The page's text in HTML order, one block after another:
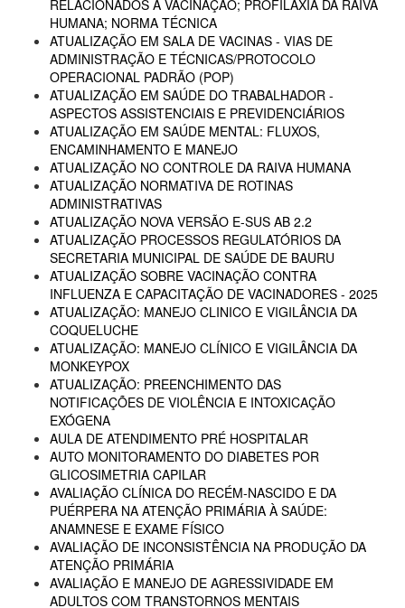
RELACIONADOS À VACINAÇÃO; PROFILAXIA DA RAIVA
HUMANA; NORMA TÉCNICA
ATUALIZAÇÃO EM SALA DE VACINAS - VIAS DE
ADMINISTRAÇÃO E TÉCNICAS/PROTOCOLO
OPERACIONAL PADRÃO (POP)
ATUALIZAÇÃO EM SAÚDE DO TRABALHADOR -
ASPECTOS ASSISTENCIAIS E PREVIDENCIÁRIOS
ATUALIZAÇÃO EM SAÚDE MENTAL: FLUXOS,
ENCAMINHAMENTO E MANEJO
ATUALIZAÇÃO NO CONTROLE DA RAIVA HUMANA
ATUALIZAÇÃO NORMATIVA DE ROTINAS
ADMINISTRATIVAS
ATUALIZAÇÃO NOVA VERSÃO E-SUS AB 2.2
ATUALIZAÇÃO PROCESSOS REGULATÓRIOS DA
SECRETARIA MUNICIPAL DE SAÚDE DE BAURU
ATUALIZAÇÃO SOBRE VACINAÇÃO CONTRA
INFLUENZA E CAPACITAÇÃO DE VACINADORES - 2025
ATUALIZAÇÃO: MANEJO CLINICO E VIGILÂNCIA DA
COQUELUCHE
ATUALIZAÇÃO: MANEJO CLÍNICO E VIGILÂNCIA DA
MONKEYPOX
ATUALIZAÇÃO: PREENCHIMENTO DAS
NOTIFICAÇÕES DE VIOLÊNCIA E INTOXICAÇÃO
EXÓGENA
AULA DE ATENDIMENTO PRÉ HOSPITALAR
AUTO MONITORAMENTO DO DIABETES POR
GLICOSIMETRIA CAPILAR
AVALIAÇÃO CLÍNICA DO RECÉM-NASCIDO E DA
PUÉRPERA NA ATENÇÃO PRIMÁRIA À SAÚDE:
ANAMNESE E EXAME FÍSICO
AVALIAÇÃO DE INCONSISTÊNCIA NA PRODUÇÃO DA
ATENÇÃO PRIMÁRIA
AVALIAÇÃO E MANEJO DE AGRESSIVIDADE EM
ADULTOS COM TRANSTORNOS MENTAIS